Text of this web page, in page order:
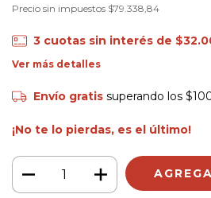
Precio sin impuestos $79.338,84
3 cuotas sin interés de
Ver más detalles
Envío gratis superando los
¡No te lo pierdas, es el último!